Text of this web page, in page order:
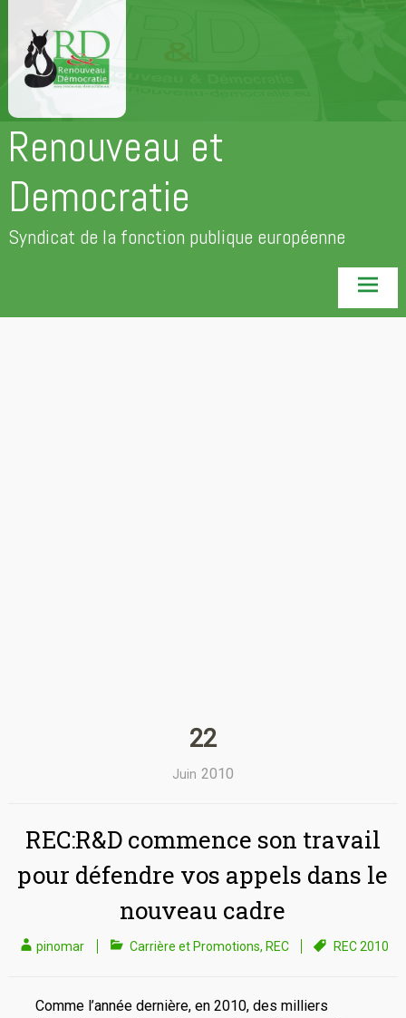
contenu
principal
Renouveau et
Democratie
Syndicat de la fonction publique européenne
22
Juin 2010
REC:R&D commence son travail
pour défendre vos appels dans le
nouveau cadre
pinomar Carrière et Promotions, REC REC 2010
Comme l’année dernière, en 2010, des milliers